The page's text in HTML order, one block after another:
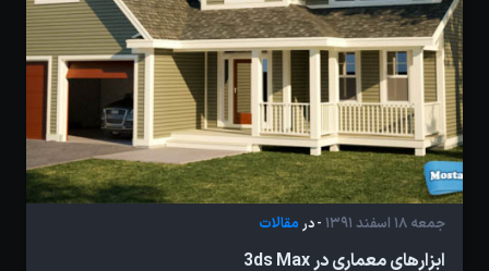
جمعه 18 اسفند 1391 - در مقالات
ابزارهای معماری در 3ds Max